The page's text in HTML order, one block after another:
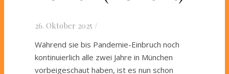
26. Oktober 2025 /
Während sie bis Pandemie-Einbruch noch
kontinuierlich alle zwei Jahre in München
vorbeigeschaut haben, ist es nun schon